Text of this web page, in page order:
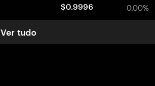
$0.9996 0.00%
Ver tudo